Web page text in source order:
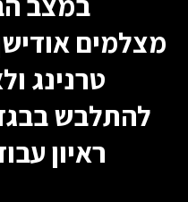
מצלמים
טרנינג
להתלבש בבגד
ראיון